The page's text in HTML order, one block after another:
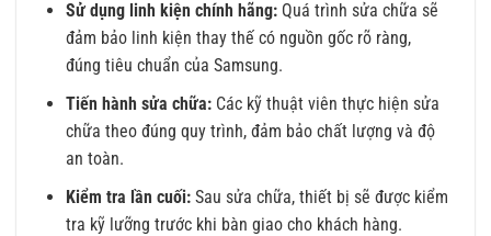
Sử dụng linh kiện chính hãng:Quá trình sửa chữa sẽ
đảm bảo linh kiện thay thế có nguồn gốc rõ ràng,
đúng tiêu chuẩn của Samsung.
Tiến hành sửa chữa:Các kỹ thuật viên thực hiện sửa
chữa theo đúng quy trình, đảm bảo chất lượng và độ
an toàn.
Kiểm tra lần cuối:Sau sửa chữa, thiết bị sẽ được kiểm
tra kỹ lưỡng trước khi bàn giao cho khách hàng.